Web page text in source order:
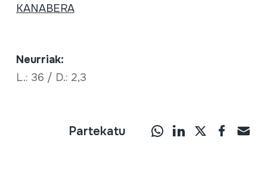
KANABERA
Neurriak:
L.: 36 / D.: 2,3
Partekatu